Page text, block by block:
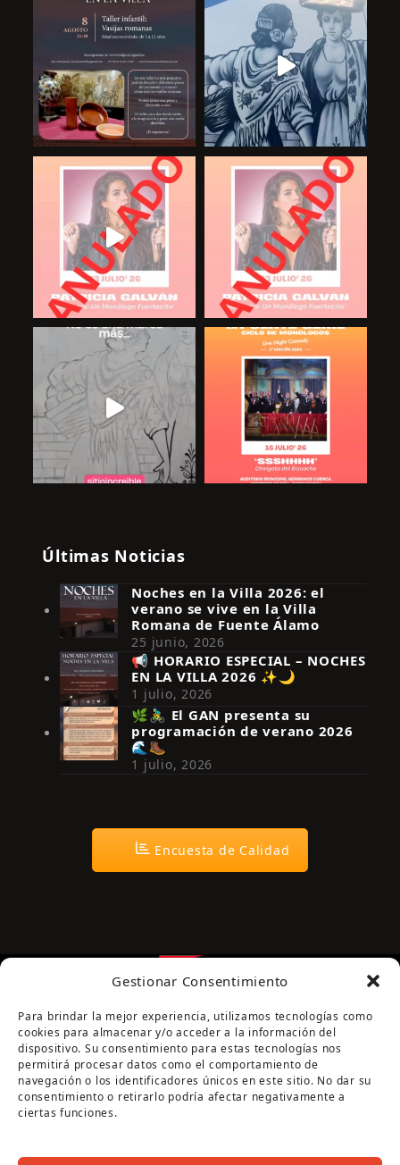
Gestionar Consentimiento
Para brindar la mejor experiencia, utilizamos tecnologías como
cookies para almacenar y/o acceder a la información del
dispositivo. Su consentimiento para estas tecnologías nos
permitirá procesar datos como el comportamiento de
navegación o los identificadores únicos en este sitio. No dar su
consentimiento o retirarlo podría afectar negativamente a
ciertas funciones.
Síguenos en Instagram
Últimas Noticias
Noches en la Villa 2026: el
verano se vive en la Villa
Romana de Fuente Álamo
25 junio, 2026
📢 HORARIO ESPECIAL – NOCHES
EN LA VILLA 2026 ✨🌙
1 julio, 2026
🌿🚴‍♂️ El GAN presenta su
programación de verano 2026
🌊🥾
1 julio, 2026
Encuesta de Calidad
Página cofinanciada por la Diputación de Córdoba